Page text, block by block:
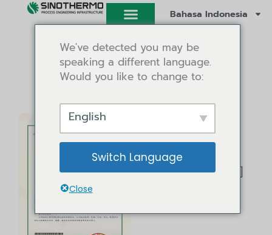
Bahasa Indonesia
Dinding Paten
Satu Jenis
Mixer 3D
[Paten Model Utilitas]
We've detected you may be
speaking a different language.
Would you like to change to:
English
Switch Language
Close